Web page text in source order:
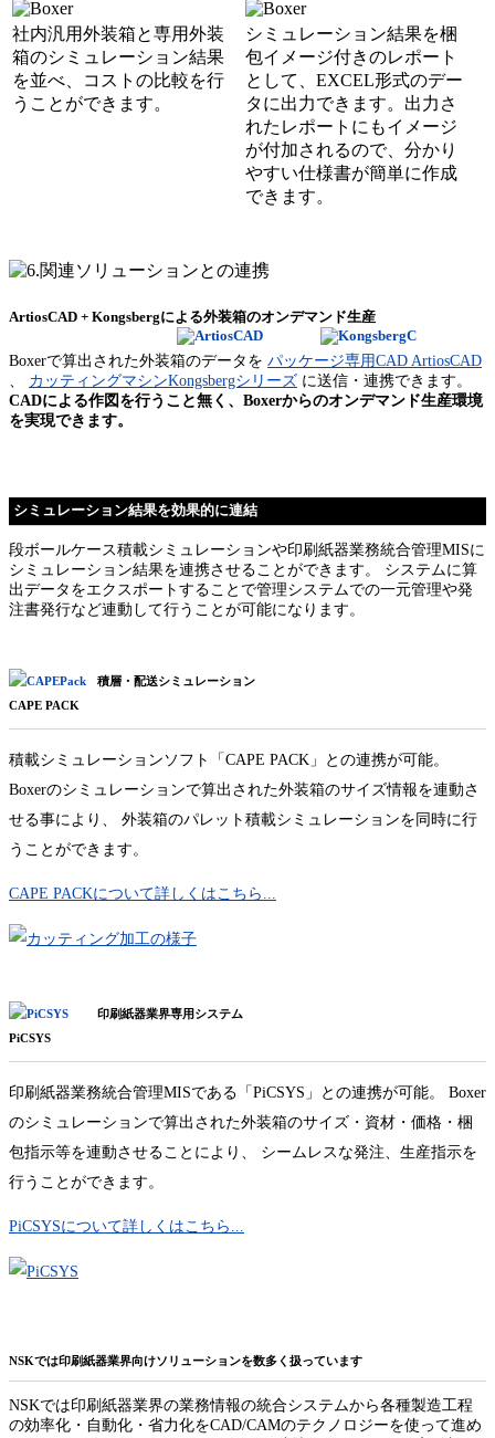
社内汎用外装箱と専用外装
箱のシミュレーション結果
を並べ、コストの比較を行
うことができます。
シミュレーション結果を梱
包イメージ付きのレポート
として、EXCEL形式のデー
タに出力できます。出力さ
れたレポートにもイメージ
が付加されるので、分かり
やすい仕様書が簡単に作成
できます。
ArtiosCAD + Kongsbergによる外装箱のオンデマンド生産
Boxerで算出された外装箱のデータを パッケージ専用CAD ArtiosCAD
、 カッティングマシンKongsbergシリーズ に送信・連携できます。
CADによる作図を行うこと無く、Boxerからのオンデマンド生産環境
を実現できます。
シミュレーション結果を効果的に連結
段ボールケース積載シミュレーションや印刷紙器業務統合管理MISに
シミュレーション結果を連携させることができます。 システムに算
出データをエクスポートすることで管理システムでの一元管理や発
注書発行など連動して行うことが可能になります。
積層・配送シミュレーション
CAPE PACK
積載シミュレーションソフト「CAPE PACK」との連携が可能。
Boxerのシミュレーションで算出された外装箱のサイズ情報を連動さ
せる事により、 外装箱のパレット積載シミュレーションを同時に行
うことができます。
CAPE PACKについて詳しくはこちら...
印刷紙器業界専用システム
PiCSYS
印刷紙器業務統合管理MISである「PiCSYS」との連携が可能。 Boxer
のシミュレーションで算出された外装箱のサイズ・資材・価格・梱
包指示等を連動させることにより、 シームレスな発注、生産指示を
行うことができます。
PiCSYSについて詳しくはこちら...
NSKでは印刷紙器業界向けソリューションを数多く扱っています
NSKでは印刷紙器業界の業務情報の統合システムから各種製造工程
の効率化・自動化・省力化をCAD/CAMのテクノロジーを使って進め